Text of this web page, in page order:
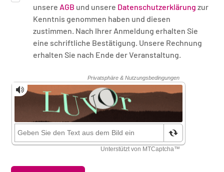
unsere AGB und unsere Datenschutzerklärung zur
Kenntnis genommen haben und diesen
zustimmen. Nach Ihrer Anmeldung erhalten Sie
eine schriftliche Bestätigung. Unsere Rechnung
erhalten Sie nach Ende der Veranstaltung.
Sicherheitsüberprüfung